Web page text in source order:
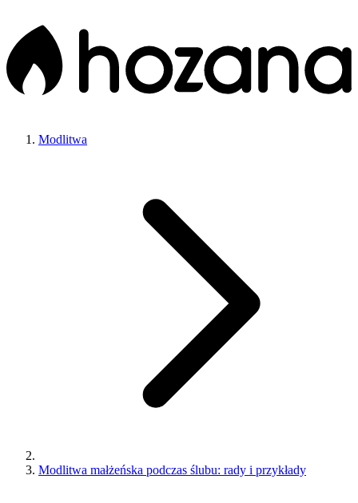
Modlitwa
Modlitwa małżeńska podczas ślubu: rady i przykłady